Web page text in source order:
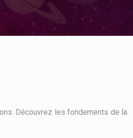
Découvrez les fondements de la